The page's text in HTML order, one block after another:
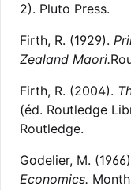
2). Pluto Press.
Firth, R. (1929).
Zealand Maori.
Firth, R. (2004).
(éd. Routledge
Routledge.
Godelier, M.
Economics.